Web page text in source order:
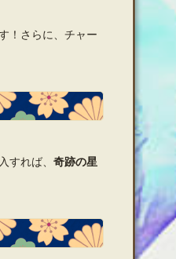
！さらに、チャー
すれば、 奇跡の星